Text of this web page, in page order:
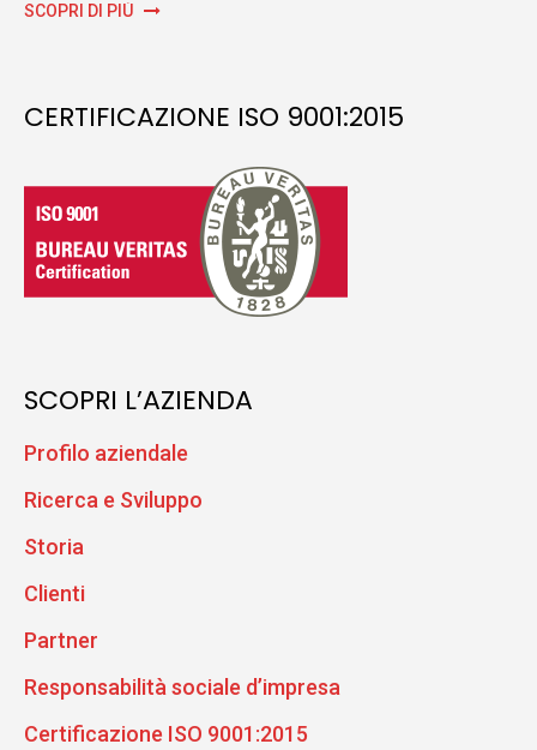
SCOPRI DI PIÙ
CERTIFICAZIONE ISO 9001:2015
SCOPRI L’AZIENDA
Profilo aziendale
Ricerca e Sviluppo
Storia
Clienti
Partner
Responsabilità sociale d’impresa
Certificazione ISO 9001:2015